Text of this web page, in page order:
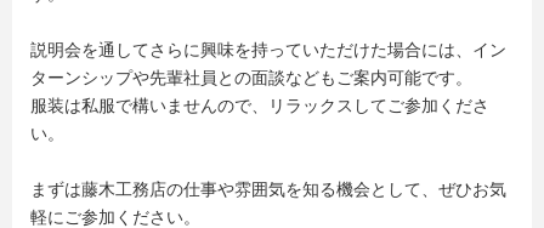
説明会を通してさらに興味を持っていただけた場合には、イン
ターンシップや先輩社員との面談などもご案内可能です。
服装は私服で構いませんので、リラックスしてご参加くださ
い。
まずは藤木工務店の仕事や雰囲気を知る機会として、ぜひお気
軽にご参加ください。